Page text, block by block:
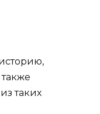
таких